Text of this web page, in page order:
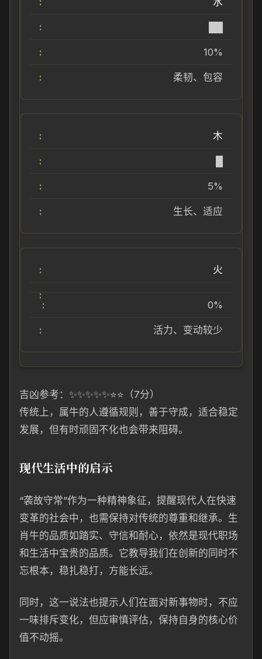
10%
柔韧、包容
木
5%
生长、适应
火
0%
活力、变动较少
吉凶参考：✨✨✨✨✨⭐⭐（7分）
传统上，属牛的人遵循规则，善于守成，适合稳定
发展，但有时顽固不化也会带来阻碍。
现代生活中的启示
“袭故守常”作为一种精神象征，提醒现代人在快速
变革的社会中，也需保持对传统的尊重和继承。生
肖牛的品质如踏实、守信和耐心，依然是现代职场
和生活中宝贵的品质。它教导我们在创新的同时不
忘根本，稳扎稳打，方能长远。
同时，这一说法也提示人们在面对新事物时，不应
一味排斥变化，但应审慎评估，保持自身的核心价
值不动摇。